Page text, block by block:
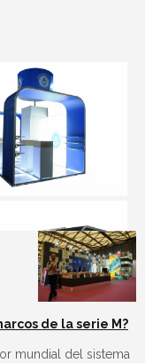
de la serie M?
mundial del sistema